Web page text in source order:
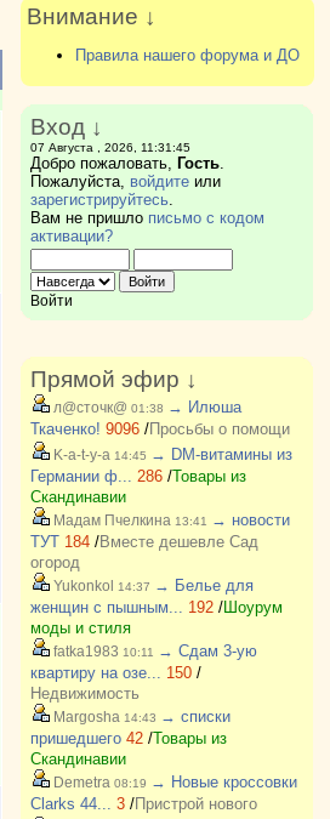
Внимание ↓
Правила нашего форума и ДО
Вход ↓
07 Августа , 2026, 11:31:45
Добро пожаловать, Гость.
Пожалуйста, войдитеили
зарегистрируйтесь.
Вам не пришло письмо с кодом
активации?
Войти
Прямой эфир ↓
л@сточк@ 01:38 → Илюша
Ткаченко! 9096/Просьбы о помощи
K-a-t-y-a 14:45 → DM-витамины из
Германии ф... 286/Товары из
Скандинавии
Мадам Пчелкина 13:41
→ новости
ТУТ 184/Вместе дешевле Сад
огород
Yukonkol 14:37 → Белье для
женщин с пышным... 192/Шоурум
моды и стиля
fatka1983 10:11
→ Сдам 3-ую
квартиру на озе... 150/
Недвижимость
Margosha 14:43 → списки
пришедшего 42/Товары из
Скандинавии
Demetra 08:19 → Новые кроссовки
Clarks 44... 3/Пристрой нового